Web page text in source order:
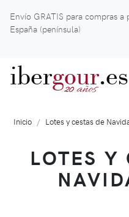
Envío GRATIS para compras a
España (península)
ibergour
20 años .es
Inicio Lotes y cestas de
LOTES Y